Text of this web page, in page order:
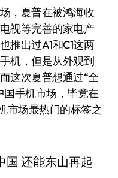
，夏普在被鸿海收
视等完善的家电产
推出过A1和C1这两
机，但是从外观到
这次夏普想通过“全
国手机市场，毕竟在
市场最热门的标签之